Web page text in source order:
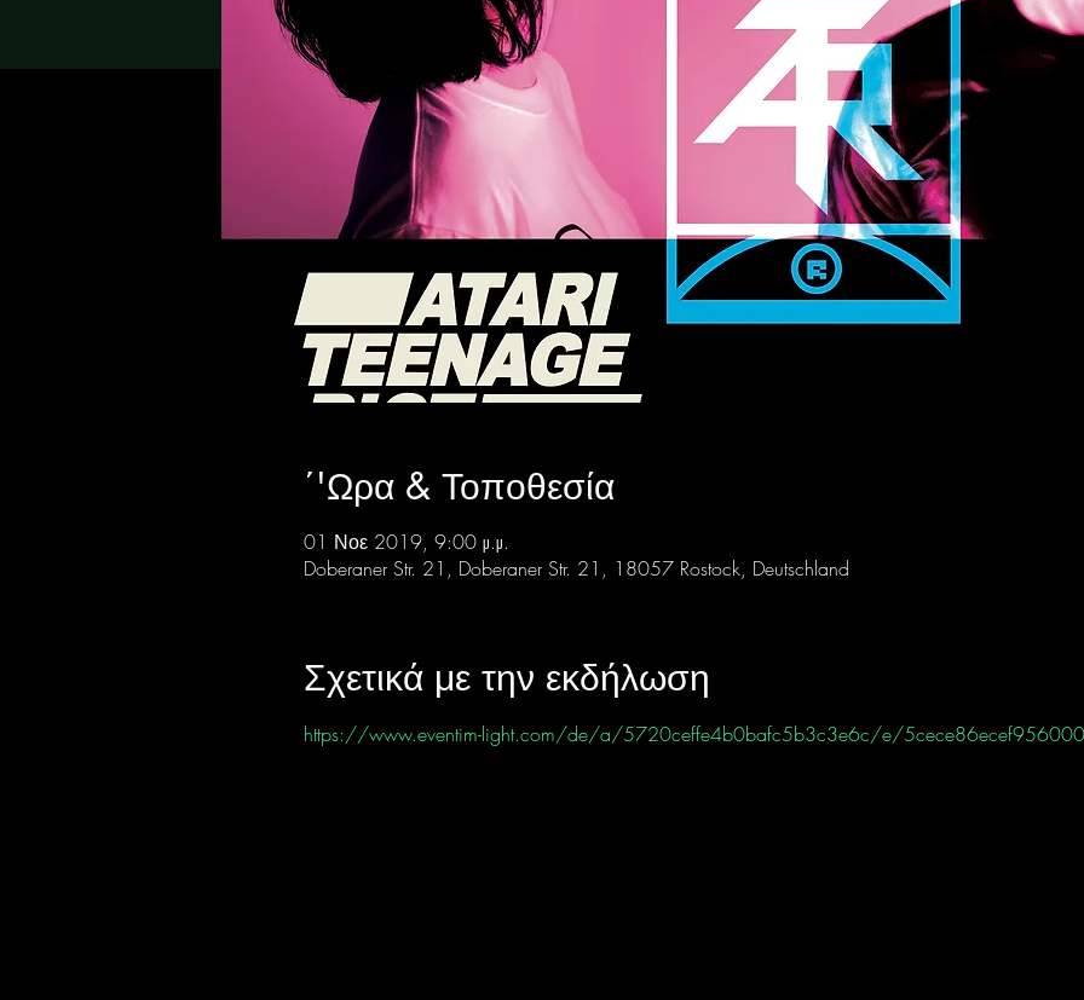
΄'Ωρα & Τοποθεσία
01 Νοε 2019, 9:00 μ.μ.
Doberaner Str. 21, Doberaner Str. 21, 18057 Rostock, Deutschland
Σχετικά με την εκδήλωση
https://www.eventim-light.com/de/a/5720ceffe4b0bafc5b3c3e6c/e/